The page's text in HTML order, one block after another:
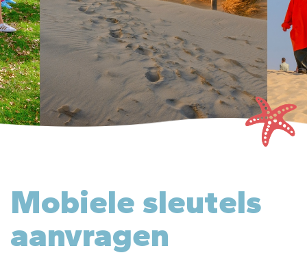
Mobiele sleutels
aanvragen